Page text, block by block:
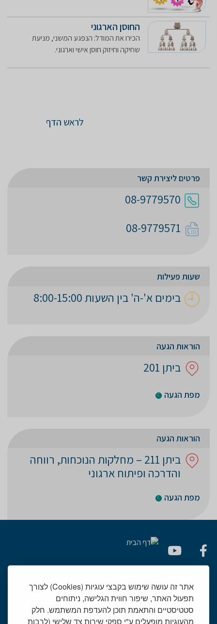
אתר זה עושה שימוש בקבצי עוגיות (Cookies) לצורך
תפעול האתר, שיפור חווית הגלישה, ניתוחים
סטטיסטיים והתאמת תוכן להעדפת המשתמש. חלק
מהעוגיות מופעלים ע"י ספקי שירות צד שלישי (לרבות
החוסן הארגוני
הכירו את המודל: הנפגע המשני, מניעת
שחיקה וחיזוק חוסן אישי וארגוני.
לראש הדף
פרטים ליצירת קשר
08-9779570
08-9779571
שעות פעילות
בימים א'-ה' בין השעות 8:00-15:00
הוראות הגעה
ביתן 201
מפת הגעה
הוראות הגעה
ביתן 211 – מחלקות הנוכחות, רווחה
והדרכה ופיתוח ארגוני
מפת הגעה
יחידות רפואיות